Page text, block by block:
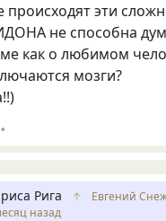
происходят эти
не способна
как о любимом
мозги?
Рига ↑
Евгений
назад